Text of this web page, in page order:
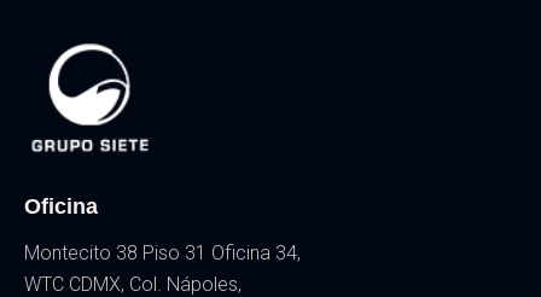
Oficina
Montecito 38 Piso 31 Oficina 34,
WTC CDMX, Col. Nápoles,